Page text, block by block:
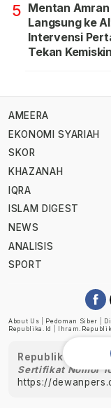
5 Mentan
Langsung ke
Intervensi
Tekan
AMEERA
EKONOMI SYARIAH
SKOR
KHAZANAH
IQRA
ISLAM DIGEST
NEWS
ANALISIS
SPORT
About Us Pedoman Siber
Republika.id
Republika telah
Sertifikat Nomor
https://